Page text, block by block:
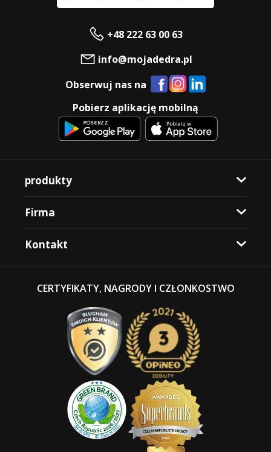
+48 222 63 00 63
info@mojadedra.pl
Obserwuj nas na
Pobierz aplikację mobilną
produkty
Firma
Kontakt
CERTYFIKATY, NAGRODY I CZŁONKOSTWO